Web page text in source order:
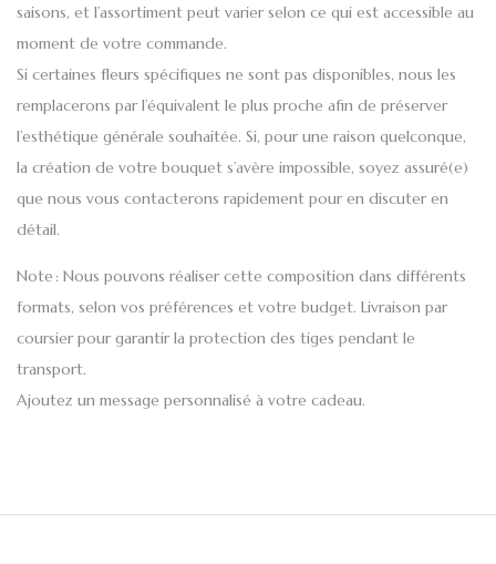
saisons, et l’assortiment peut varier selon ce qui est accessible au
moment de votre commande.
Si certaines fleurs spécifiques ne sont pas disponibles, nous les
remplacerons par l’équivalent le plus proche afin de préserver
l’esthétique générale souhaitée. Si, pour une raison quelconque,
la création de votre bouquet s’avère impossible, soyez assuré(e)
que nous vous contacterons rapidement pour en discuter en
détail.
Note : Nous pouvons réaliser cette composition dans différents
formats, selon vos préférences et votre budget. Livraison par
coursier pour garantir la protection des tiges pendant le
transport.
Ajoutez un message personnalisé à votre cadeau.